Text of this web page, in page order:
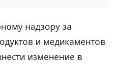
надзору за
и медикаментов
изменение в